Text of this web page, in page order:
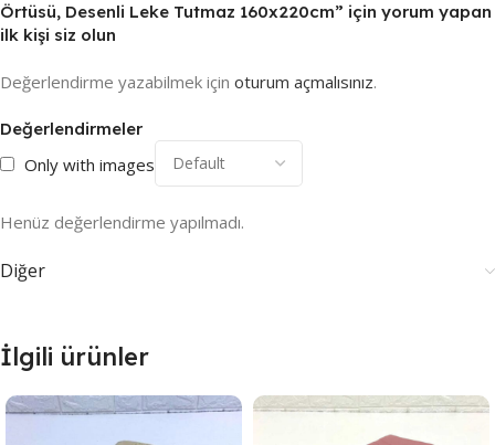
Değerlendirmeler
Only with images
Henüz değerlendirme yapılmadı.
Örtüsü, Desenli Leke Tutmaz 160x220cm” için yorum yapan
ilk kişi siz olun
Değerlendirme yazabilmek için oturum açmalısınız.
Diğer
İlgili ürünler